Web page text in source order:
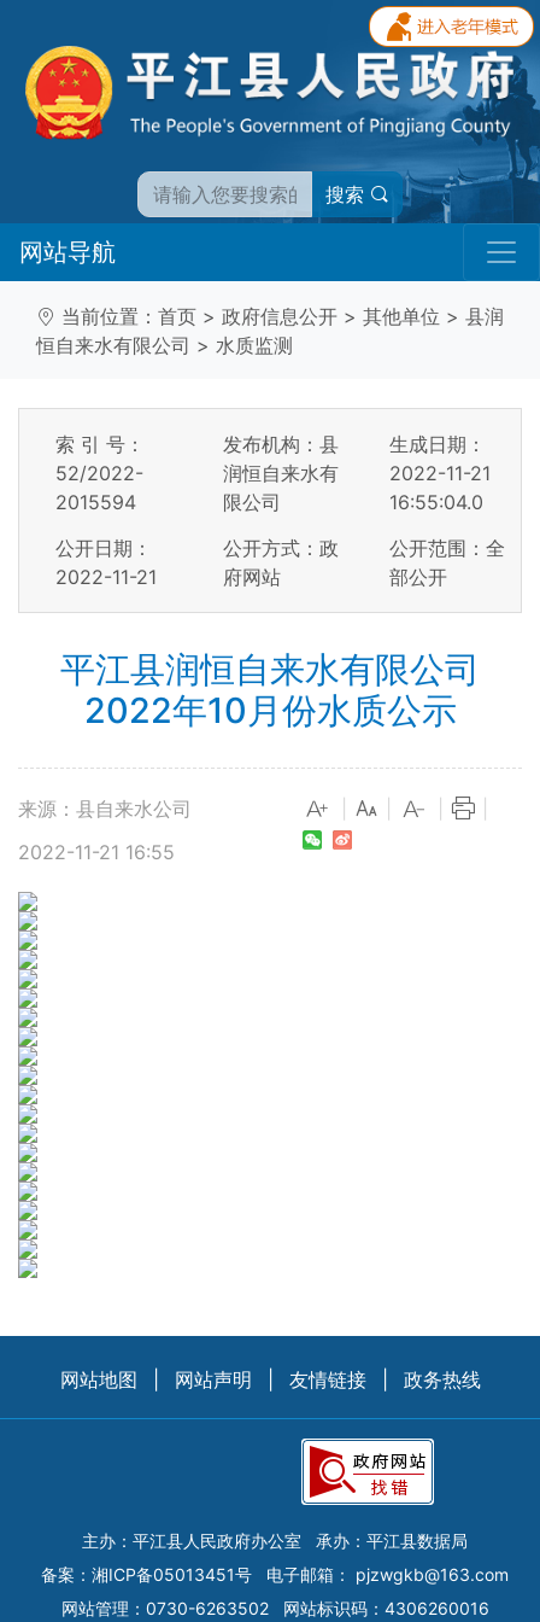
搜索
网站导航
当前位置： 首页 > 政府信息公开 > 其他单位 > 县润
恒自来水有限公司 > 水质监测
索 引 号：
52/2022-
2015594
发布机构：县
润恒自来水有
限公司
生成日期：
2022-11-21
16:55:04.0
公开日期：
2022-11-21
公开方式：政
府网站
公开范围：全
部公开
平江县润恒自来水有限公司
2022年10月份水质公示
来源：县自来水公司
2022-11-21 16:55
网站地图 网站声明 友情链接 政务热线
主办：平江县人民政府办公室
承办：平江县数据局
备案： 湘ICP备05013451号 电子邮箱： pjzwgkb@163.com
网站管理：0730-6263502
网站标识码：4306260016